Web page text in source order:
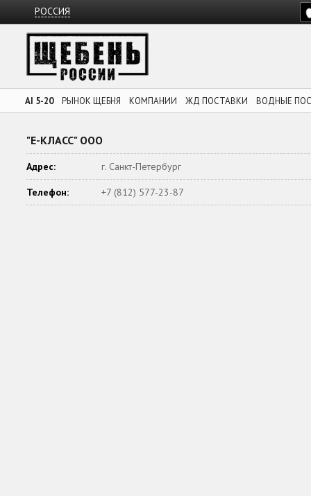
РОССИЯ
AI 5-20 РЫНОК ЩЕБНЯ КОМПАНИИ ЖД ПОСТАВКИ ВОДНЫЕ
"Е-КЛАСС" ООО
Адрес: г. Санкт-Петербург
Телефон: +7 (812) 577-23-87